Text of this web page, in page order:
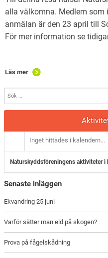
alla välkomna. Medlem som
anmälan är den 23 april till
För mer information se
Läs mer
Inget hittades i kalendern...
Naturskyddsföreningens aktiviteter i
Senaste inläggen
Ekvandring 25 juni
Varför sätter man eld på skogen?
Prova på fågelskådning